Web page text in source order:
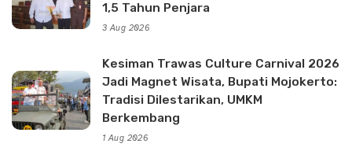
1,5 Tahun Penjara
3 Aug 2026
Kesiman Trawas Culture Carnival 2026
Jadi Magnet Wisata, Bupati Mojokerto:
Tradisi Dilestarikan, UMKM
Berkembang
1 Aug 2026